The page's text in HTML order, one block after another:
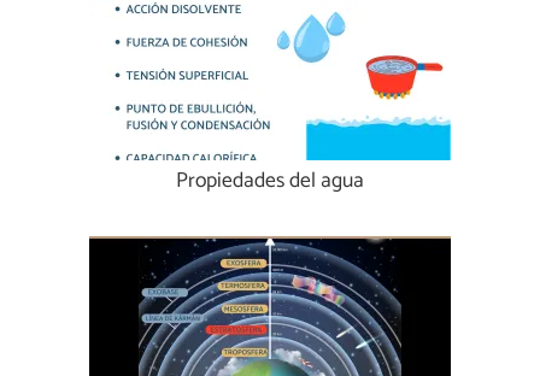
Propiedades del agua